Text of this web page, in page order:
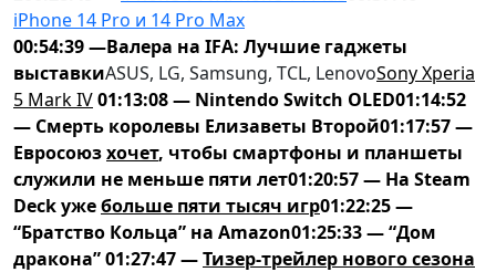
iPhone 14 Pro и 14 Pro Max
00:54:39 —Валера на IFA: Лучшие гаджеты
выставкиASUS, LG, Samsung, TCL, LenovoSony Xperia
5 Mark IV01:13:08 — Nintendo Switch OLED01:14:52
— Смерть королевы Елизаветы Второй01:17:57 —
Евросоюзхочет, чтобы смартфоны и планшеты
служили не меньше пяти лет01:20:57 — На Steam
Deck ужебольше пяти тысяч игр01:22:25 —
“Братство Кольца” на Amazon01:25:33 — “Дом
дракона”01:27:47 —Тизер-трейлер нового сезона